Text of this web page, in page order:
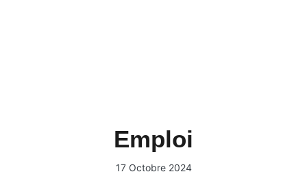
Emploi
17 Octobre 2024